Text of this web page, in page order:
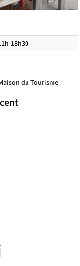
18h30
du Tourisme